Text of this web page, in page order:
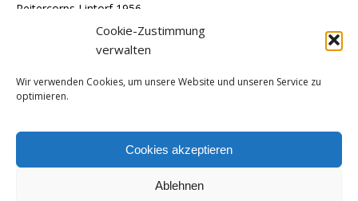
Cookie-Zustimmung
verwalten
Wir verwenden Cookies, um unsere Website und unseren Service zu
optimieren.
Cookies akzeptieren
Ablehnen
Reitercorps Lintorf 1956
St. Georg-Corps 1963
St. Lambertus-Corps 1976
Stammcorps 1963